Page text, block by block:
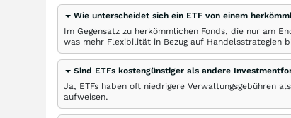
Wie unterscheidet sich ein ETF von einem
Im Gegensatz zu herkömmlichen Fonds, die nur am
was mehr Flexibilität in Bezug auf Handelsstrategien
Sind ETFs kostengünstiger als andere
Ja, ETFs haben oft niedrigere Verwaltungsgebühren
aufweisen.